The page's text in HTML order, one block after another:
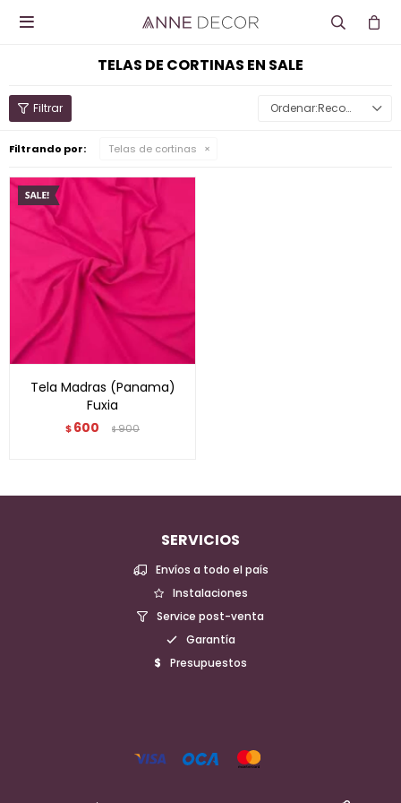

TELAS DE CORTINAS EN SALE
Recomendados
Filtrando por: Telas de cortinas
Tela Madras (Panama)
Fuxia
$600 $900
SERVICIOS
Envíos a todo el país
Instalaciones
Service post-venta
Garantía
Presupuestos